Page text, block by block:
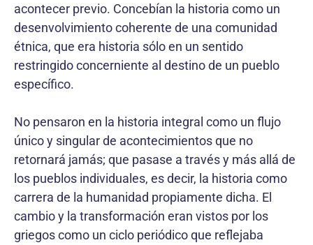
acontecer previo. Concebían la historia como un
desenvolvimiento coherente de una comunidad
étnica, que era historia sólo en un sentido
restringido concerniente al destino de un pueblo
específico.
No pensaron en la historia integral como un flujo
único y singular de acontecimientos que no
retornará jamás; que pasase a través y más allá de
los pueblos individuales, es decir, la historia como
carrera de la humanidad propiamente dicha. El
cambio y la transformación eran vistos por los
griegos como un ciclo periódico que reflejaba